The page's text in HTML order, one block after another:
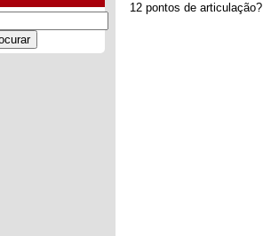
12 pontos de articulação?